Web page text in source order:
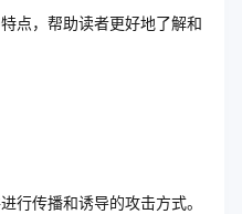
点，帮助读者更好地了解和
行传播和诱导的攻击方式。